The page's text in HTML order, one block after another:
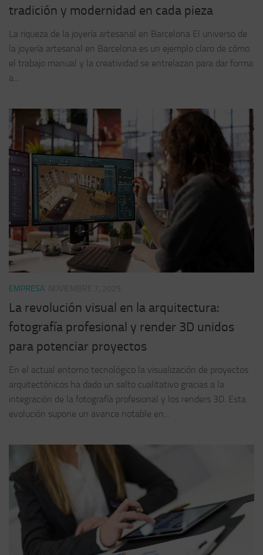
tradición y modernidad en cada pieza
La riqueza de la joyería artesanal en Barcelona El universo de
la joyería artesanal en Barcelona es un ejemplo claro de cómo
el trabajo manual y la creatividad se entrelazan para dar forma
a...
EMPRESA
La revolución visual en la arquitectura:
fotografía profesional y render 3D unidos
para potenciar proyectos
En el actual entorno tecnológico la visualización de proyectos
arquitectónicos ha dado un salto cualitativo gracias a la
integración de la fotografía profesional y los renders 3D. Esta
evolución supone un avance notable en...